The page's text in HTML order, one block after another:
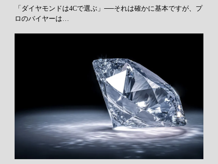
「ダイヤモンドは4Cで選ぶ」──それは確かに基本ですが、プ
ロのバイヤーは…